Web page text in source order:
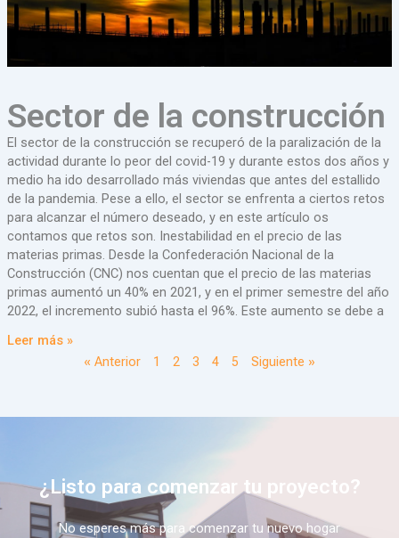
Sector de la construcción
El sector de la construcción se recuperó de la paralización de la
actividad durante lo peor del covid-19 y durante estos dos años y
medio ha ido desarrollado más viviendas que antes del estallido
de la pandemia. Pese a ello, el sector se enfrenta a ciertos retos
para alcanzar el número deseado, y en este artículo os
contamos que retos son. Inestabilidad en el precio de las
materias primas. Desde la Confederación Nacional de la
Construcción (CNC) nos cuentan que el precio de las materias
primas aumentó un 40% en 2021, y en el primer semestre del año
2022, el incremento subió hasta el 96%. Este aumento se debe a
Leer más »
« Anterior
1 2 3 4 5 Siguiente »
¿Listo para comenzar tu proyecto?
No esperes más para comenzar tu nuevo hogar